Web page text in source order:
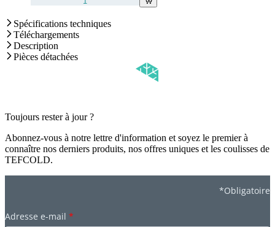
Spécifications techniques
Téléchargements
Description
Pièces détachées
Toujours rester à jour ?
Abonnez-vous à notre lettre d'information et soyez le premier à
connaître nos derniers produits, nos offres uniques et les coulisses de
TEFCOLD.
*Obligatoire
Adresse e-mail *